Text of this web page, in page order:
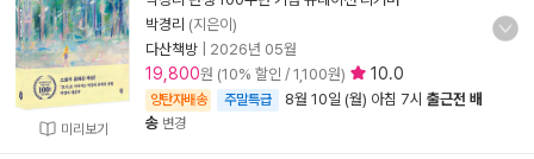
미리보기
박경리 (지은이)
다산책방
2026년 05월
19,800원 (10% 할인 / 1,100원) 10.0
양탄자배송 주말특급 8월 10일 (월) 아침 7시 출근전 배
송 변경